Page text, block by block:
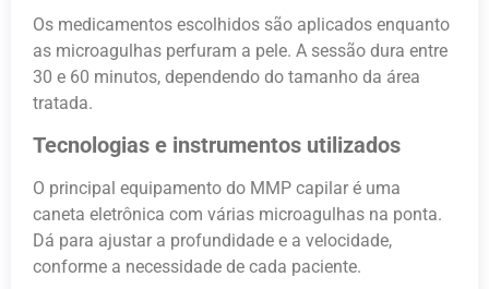
Os medicamentos escolhidos são aplicados enquanto
as microagulhas perfuram a pele. A sessão dura entre
30 e 60 minutos, dependendo do tamanho da área
tratada.
Tecnologias e instrumentos utilizados
O principal equipamento do MMP capilar é uma
caneta eletrônica com várias microagulhas na ponta.
Dá para ajustar a profundidade e a velocidade,
conforme a necessidade de cada paciente.